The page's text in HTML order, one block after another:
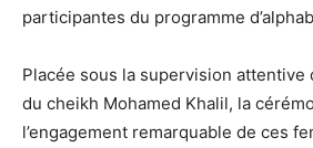
participantes du programme
Placée sous la supervision attentive
du cheikh Mohamed Khalil, la
l’engagement remarquable de ces